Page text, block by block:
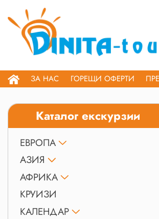
ЗА НАС ГОРЕЩИ ОФЕРТИ
Каталог екскурзии
ЕВРОПА
АЗИЯ
АФРИКА
КРУИЗИ
КАЛЕНДАР